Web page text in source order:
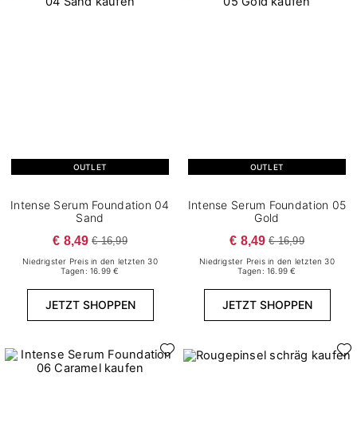
OUTLET
Intense Serum Foundation 04
Sand
€ 8,49 € 16,99
Niedrigster Preis in den letzten 30
Tagen: 16.99 €
JETZT SHOPPEN
OUTLET
Intense Serum Foundation 05
Gold
€ 8,49 € 16,99
Niedrigster Preis in den letzten 30
Tagen: 16.99 €
JETZT SHOPPEN